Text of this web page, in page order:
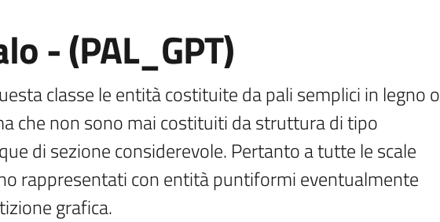
- (PAL_GPT)
classe le entità costituite da pali semplici in legno o
che non sono mai costituiti da struttura di tipo
di sezione considerevole. Pertanto a tutte le scale
rappresentati con entità puntiformi eventualmente
grafica.